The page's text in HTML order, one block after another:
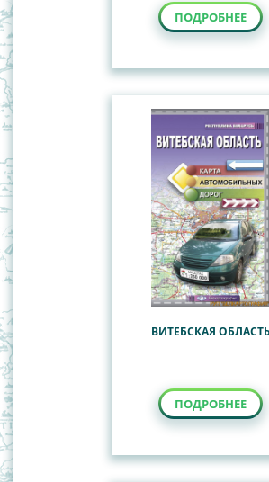
ПОДРОБНЕЕ
ВИТЕБСКАЯ ОБЛАСТЬ
ПОДРОБНЕЕ